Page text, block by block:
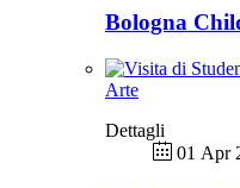
Bologna
Arte
Dettagli
01 Apr